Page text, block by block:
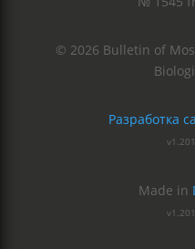
© 2026 Bulletin of
Разработка
Made in